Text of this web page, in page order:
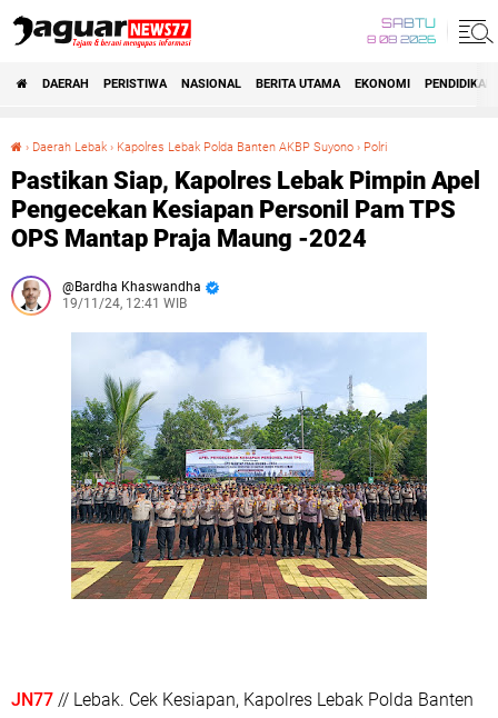
SABTU
8 08 2026
DAERAH PERISTIWA NASIONAL BERITA UTAMA EKONOMI PENDIDIKAN
› Daerah Lebak › Kapolres Lebak Polda Banten AKBP Suyono › Polri
Pastikan Siap, Kapolres Lebak Pimpin Apel
Pengecekan Kesiapan Personil Pam TPS
OPS Mantap Praja Maung -2024
Bardha Khaswandha
19/11/24, 12:41 WIB
JN77 // Lebak. Cek Kesiapan, Kapolres Lebak Polda Banten